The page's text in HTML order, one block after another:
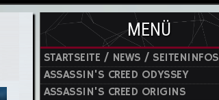
MENÜ
STARTSEITE / NEWS / SEITENINFOS
ASSASSIN'S CREED ODYSSEY
ASSASSIN'S CREED ORIGINS